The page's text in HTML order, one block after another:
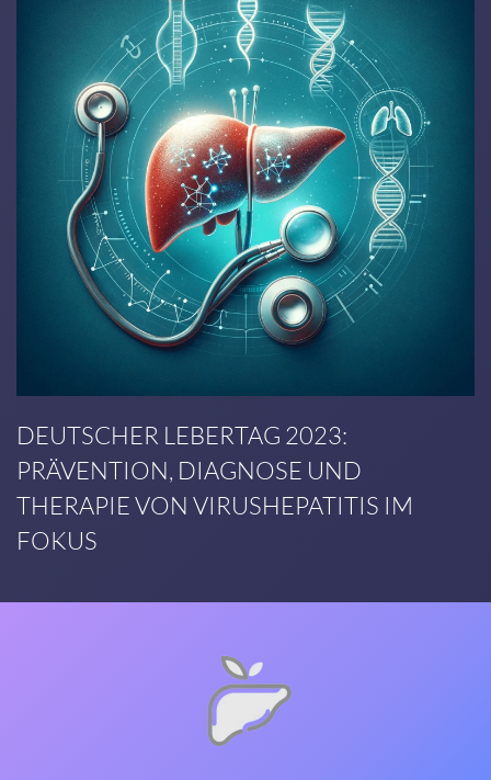
DEUTSCHER LEBERTAG 2023:
PRÄVENTION, DIAGNOSE UND
THERAPIE VON VIRUSHEPATITIS IM
FOKUS